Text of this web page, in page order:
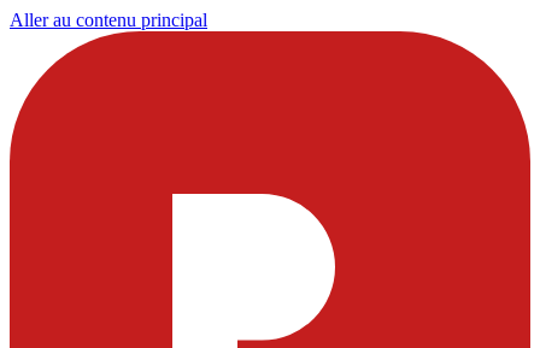
Aller au contenu principal